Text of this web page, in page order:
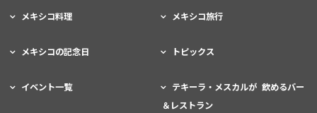
メキシコ料理 メキシコ旅行
メキシコの記念日 トピックス
イベント一覧
テキーラ・メスカルが 飲めるバー
＆レストラン